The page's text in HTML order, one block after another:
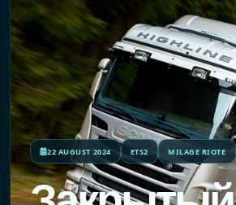
22 AUGUST 2024 ETS2 MILAGE RIOTE